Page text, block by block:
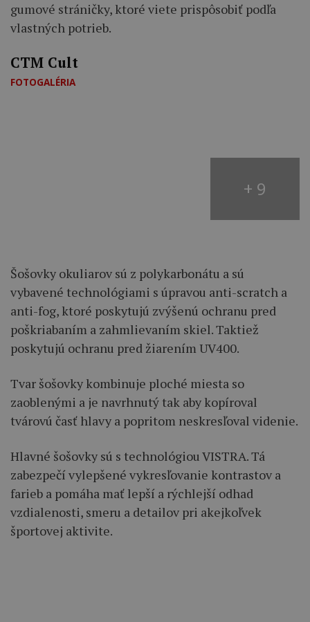
gumové stráničky, ktoré viete prispôsobiť podľa
vlastných potrieb.
CTM Cult
FOTOGALÉRIA
+ 9
Šošovky okuliarov sú z polykarbonátu a sú
vybavené technológiami s úpravou anti-scratch a
anti-fog, ktoré poskytujú zvýšenú ochranu pred
poškriabaním a zahmlievaním skiel. Taktiež
poskytujú ochranu pred žiarením UV400.
Tvar šošovky kombinuje ploché miesta so
zaoblenými a je navrhnutý tak aby kopíroval
tvárovú časť hlavy a popritom neskresľoval videnie.
Hlavné šošovky sú s technológiou VISTRA. Tá
zabezpečí vylepšené vykresľovanie kontrastov a
farieb a pomáha mať lepší a rýchlejší odhad
vzdialenosti, smeru a detailov pri akejkoľvek
športovej aktivite.